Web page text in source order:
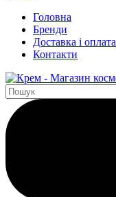
Головна
Бренди
Доставка і оплата
Контакти